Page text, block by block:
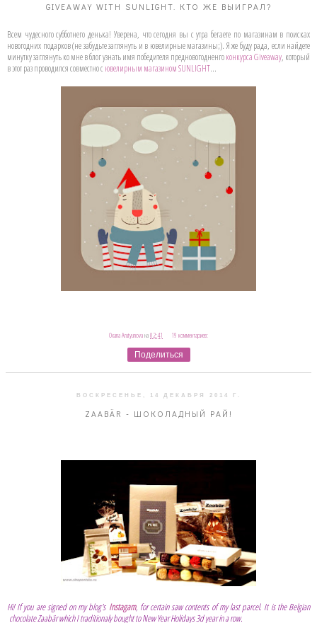
GIVEAWAY WITH SUNLIGHT. КТО ЖЕ ВЫИГРАЛ?
Всем чудесного субботнего денька! Уверена, что сегодня вы с утра бегаете по магазинам в поисках
новогодних подарков (не забудьте заглянуть и в ювелирные магазины;). Я же буду рада, если найдете
минутку заглянуть ко мне в блог узнать имя победителя предновогодненгоконкурса Giveaway, который
в этот раз проводился совместно с ювелирным магазином SUNLIGHT...
Oxana Arutyunovaна02:41 19 комментариев:
Поделиться
ВОСКРЕСЕНЬЕ, 14 ДЕКАБРЯ 2014 Г.
ZAABÄR - ШОКОЛАДНЫЙ РАЙ!
Hi! If you are signed on my blog's Instagam, for certain saw contents of my last parcel. It is the Belgian
chocolate Zaabär which I traditionaly bought to New Year Holidays 3d year in a row.